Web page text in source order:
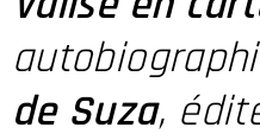
de Suza,